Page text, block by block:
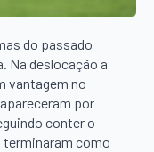
do passado
Na deslocação a
vantagem no
por
conter o
como